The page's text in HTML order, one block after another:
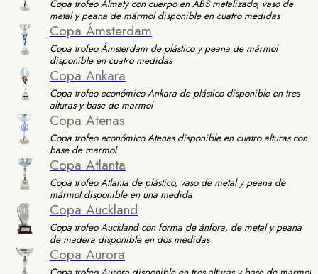
Copa trofeo Almaty con cuerpo en ABS metalizado, vaso de
metal y peana de mármol disponible en cuatro medidas
Copa Ámsterdam
Copa trofeo Ámsterdam de plástico y peana de mármol
disponible en cuatro medidas
Copa Ankara
Copa trofeo económico Ankara de plástico disponible en tres
alturas y base de marmol
Copa Atenas
Copa trofeo económico Atenas disponible en cuatro alturas con
base de marmol
Copa Atlanta
Copa trofeo Atlanta de plástico, vaso de metal y peana de
mármol disponible en una medida
Copa Auckland
Copa trofeo Auckland con forma de ánfora, de metal y peana
de madera disponible en dos medidas
Copa Aurora